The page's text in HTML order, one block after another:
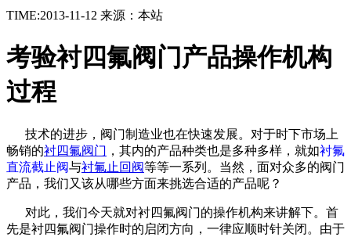
TIME:2013-11-12 来源：本站
考验衬四氟阀门产品操作机构
过程
技术的进步，阀门制造业也在快速发展。对于时下市场上
畅销的衬四氟阀门 ，其内的产品种类也是多种多样，就如衬氟
直流截止阀与衬氟止回阀等等一系列。当然，面对众多的阀门
产品，我们又该从哪些方面来挑选合适的产品呢？
对此，我们今天就对衬四氟阀门的操作机构来讲解下。首
先是衬四氟阀门操作时的启闭方向，一律应顺时针关闭。由于